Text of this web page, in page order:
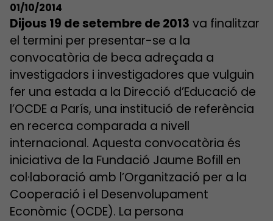
01/10/2014
Dijous 19 de setembre de 2013 va finalitzar
el termini per presentar-se a la
convocatòria de beca adreçada a
investigadors i investigadores que vulguin
fer una estada a la Direcció d’Educació de
l’OCDE a París, una institució de referència
en recerca comparada a nivell
internacional. Aquesta convocatòria és
iniciativa de la Fundació Jaume Bofill en
col·laboració amb l’Organització per a la
Cooperació i el Desenvolupament
Econòmic (OCDE). La persona